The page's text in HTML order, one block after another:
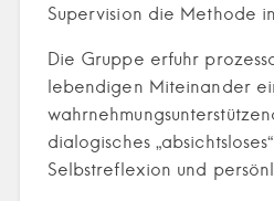
Supervision die Methode
Die Gruppe erfuhr
lebendigen Miteinander
dialogisches
Selbstreflexion und